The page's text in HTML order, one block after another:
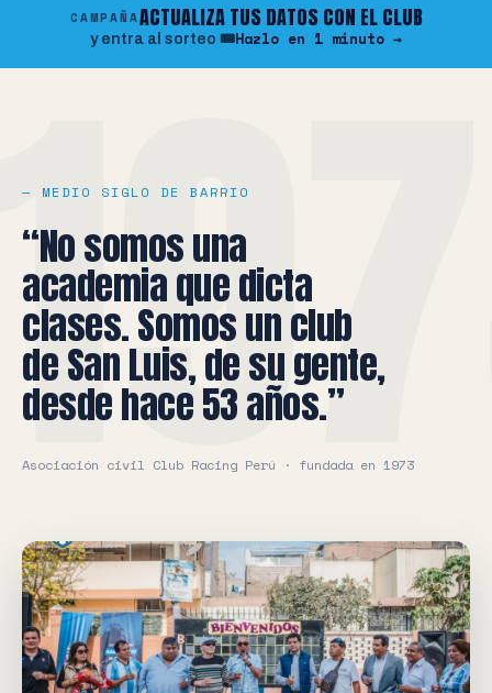
CAMPAÑAACTUALIZA TUS DATOS CON EL CLUB
y entra al sorteo 🎟️Hazlo en 1 minuto →
— MEDIO SIGLO DE BARRIO
“No somos una
academia que dicta
clases. Somos un club
de San Luis, de su gente,
desde hace 53 años.”
Asociación civil Club Racing Perú · fundada en 1973